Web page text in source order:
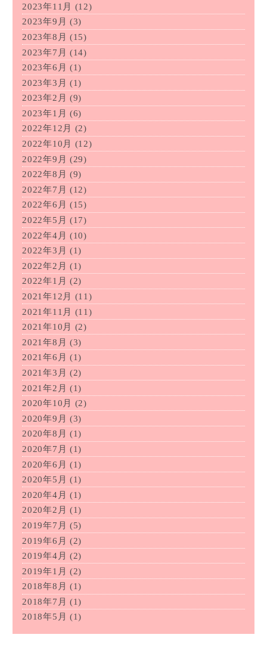
2023年11月
(12)
2023年9月 (3)
2023年8月 (15)
2023年7月 (14)
2023年6月 (1)
2023年3月 (1)
2023年2月 (9)
2023年1月 (6)
2022年12月
(2)
2022年10月
(12)
2022年9月 (29)
2022年8月 (9)
2022年7月 (12)
2022年6月 (15)
2022年5月 (17)
2022年4月 (10)
2022年3月 (1)
2022年2月 (1)
2022年1月 (2)
2021年12月
(11)
2021年11月 (11)
2021年10月
(2)
2021年8月 (3)
2021年6月 (1)
2021年3月 (2)
2021年2月 (1)
2020年10月
(2)
2020年9月 (3)
2020年8月 (1)
2020年7月 (1)
2020年6月 (1)
2020年5月 (1)
2020年4月 (1)
2020年2月 (1)
2019年7月 (5)
2019年6月 (2)
2019年4月 (2)
2019年1月 (2)
2018年8月 (1)
2018年7月 (1)
2018年5月 (1)